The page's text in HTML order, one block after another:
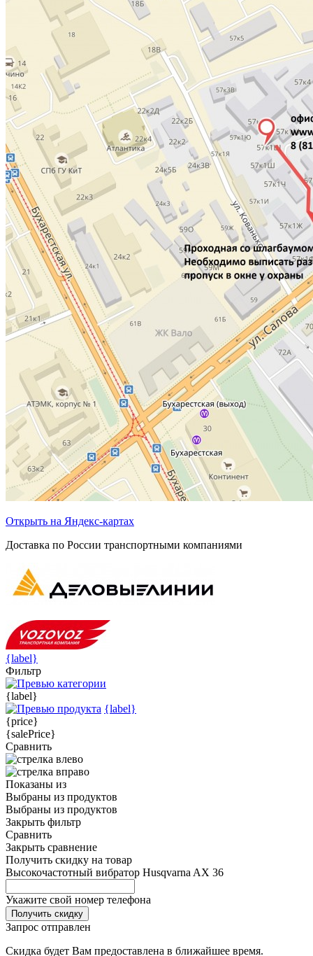
Открыть на Яндекс-картах
Доставка по России транспортными компаниями
{label}
Фильтр
{label}
{label}
{price}
{salePrice}
Сравнить
Показаны из
Выбраны из продуктов
Выбраны из продуктов
Закрыть фильтр
Сравнить
Закрыть сравнение
Получить скидку на товар
Высокочастотный вибратор Husqvarna AX 36
Укажите свой номер телефона
Получить скидку
Запрос отправлен
Скидка будет Вам предоставлена в ближайшее время.